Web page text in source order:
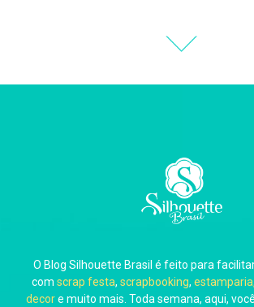
Thiara Ney
Carla Eschberger
Carol Pessoa
O Blog Silhouette Brasil é feito para
com scrap festa, scrapbooking,
decore muito mais. Toda semana, aqui,